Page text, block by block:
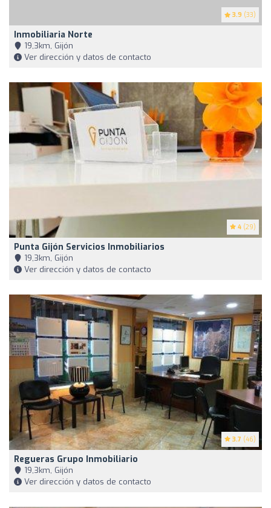
3.9 (33)
Inmobiliaria Norte
19,3km, Gijón
Ver dirección y datos de contacto
4 (29)
Punta Gijón Servicios Inmobiliarios
19,3km, Gijón
Ver dirección y datos de contacto
3.7 (46)
Regueras Grupo Inmobiliario
19,3km, Gijón
Ver dirección y datos de contacto